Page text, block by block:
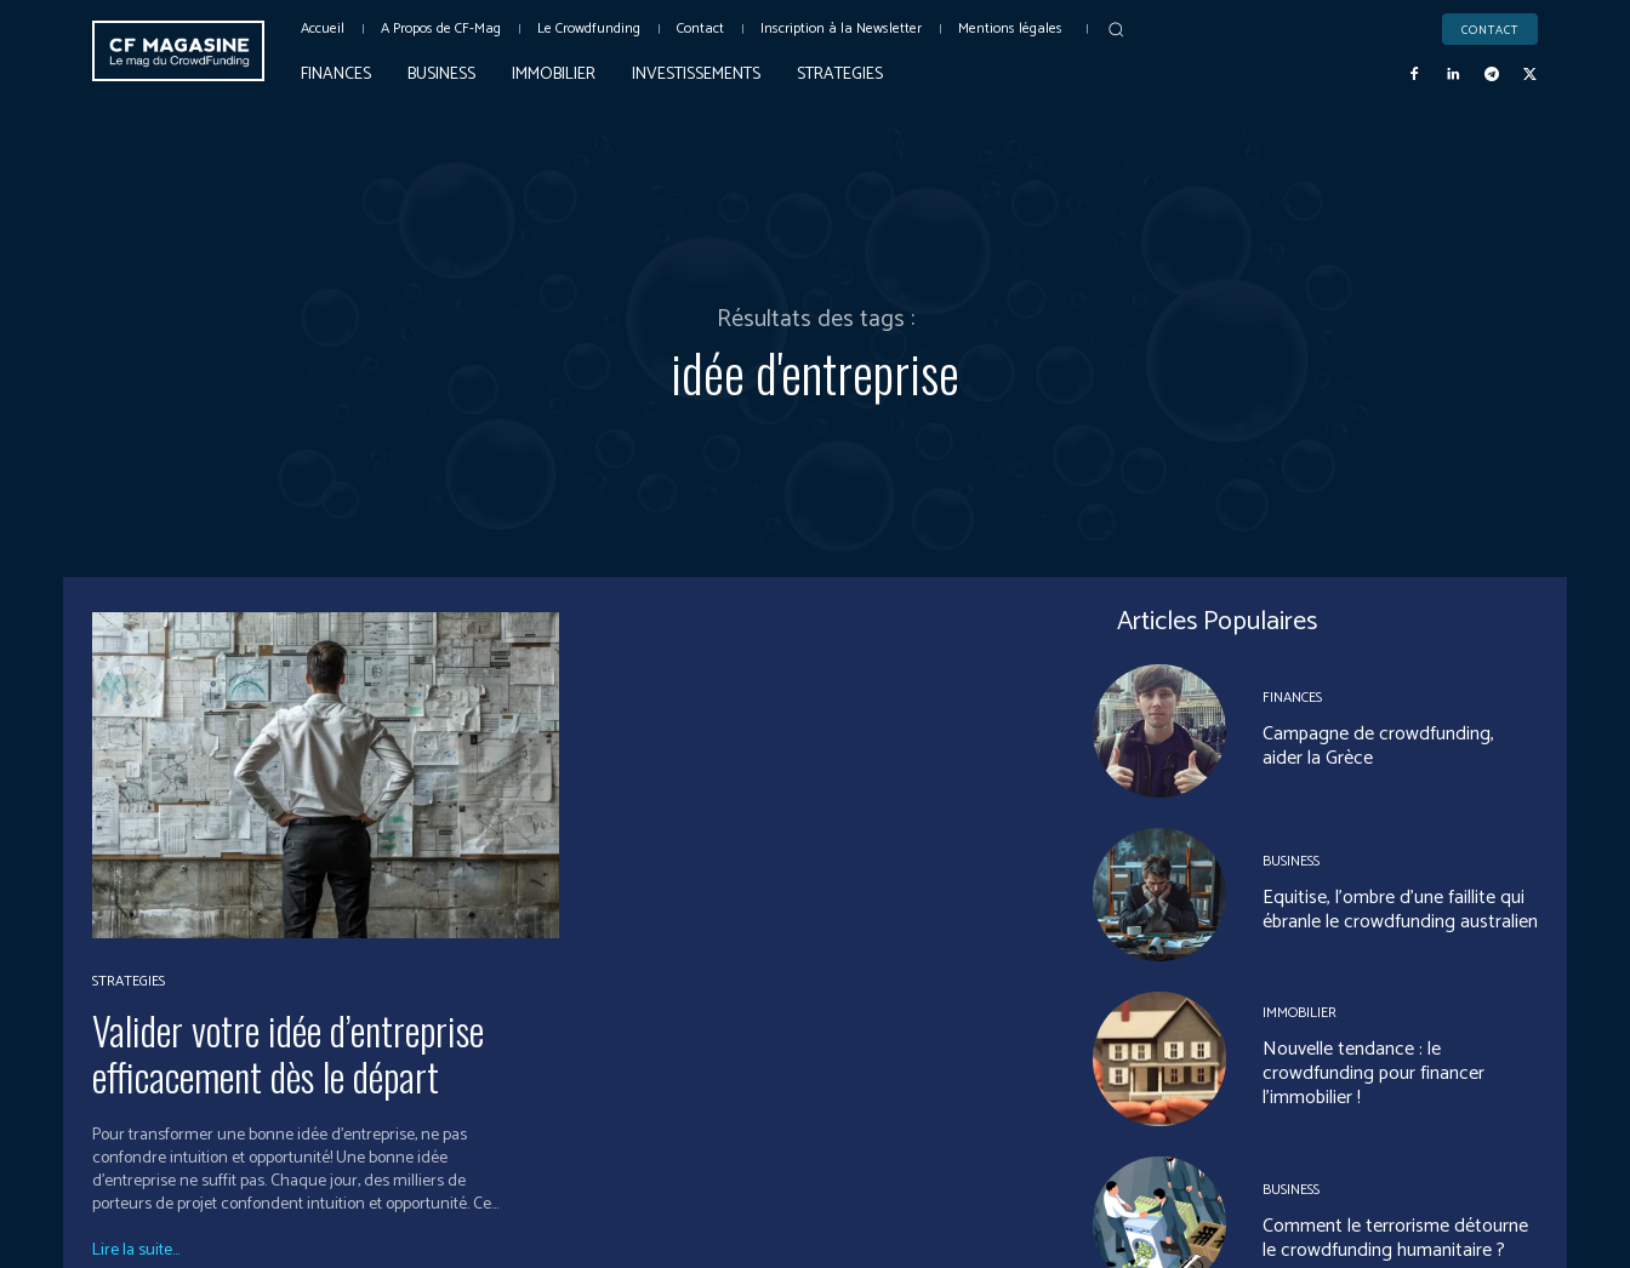
Accueil A Propos de CF-Mag Le Crowdfunding Contact Inscription à la Newsletter Mentions légales CONTACT
FINANCES BUSINESS IMMOBILIER INVESTISSEMENTS STRATEGIES
Résultats des tags :
idée d'entreprise
STRATEGIES
Valider votre idée d’entreprise
efficacement dès le départ
Pour transformer une bonne idée d’entreprise, ne pas
confondre intuition et opportunité! Une bonne idée
d'entreprise ne suffit pas. Chaque jour, des milliers de
porteurs de projet confondent intuition et opportunité. Ce...
Lire la suite...
Articles Populaires
FINANCES
Campagne de crowdfunding,
aider la Grèce
BUSINESS
Equitise, l’ombre d’une faillite qui
ébranle le crowdfunding australien
IMMOBILIER
Nouvelle tendance : le
crowdfunding pour financer
l’immobilier !
BUSINESS
Comment le terrorisme détourne
le crowdfunding humanitaire ?